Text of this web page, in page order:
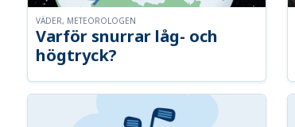
Varför snurrar låg- och
högtryck?
VÄDER, METEOROLOGEN